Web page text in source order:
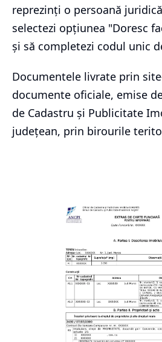
reprezinți o persoană
selectezi opțiunea "Doresc
și să completezi codul unic
Documentele livrate prin
documente oficiale, emise
de Cadastru și Publicitate
județean, prin birourile